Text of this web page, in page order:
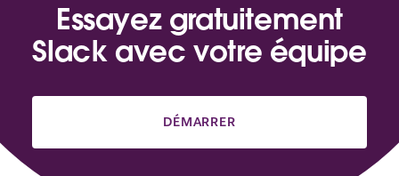
Essayez gratuitement
Slack avec votre équipe
DÉMARRER